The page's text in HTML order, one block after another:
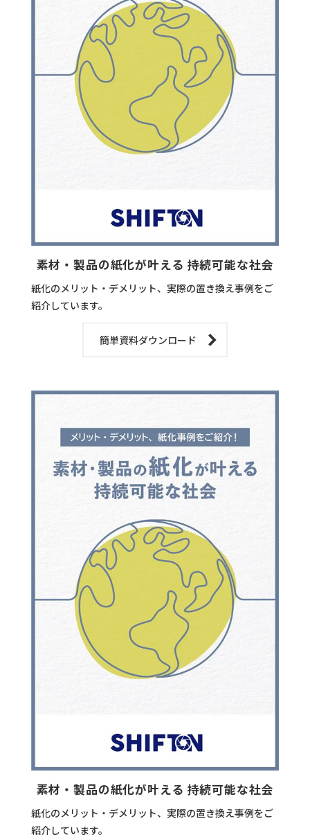
素材・製品の紙化が叶える 持続可能な社会
紙化のメリット・デメリット、実際の置き換え事例をご
紹介しています。
簡単資料ダウンロード
素材・製品の紙化が叶える 持続可能な社会
紙化のメリット・デメリット、実際の置き換え事例をご
紹介しています。